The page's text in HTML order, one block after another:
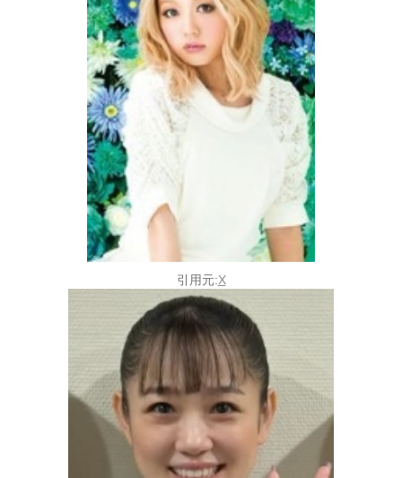
引用元:X